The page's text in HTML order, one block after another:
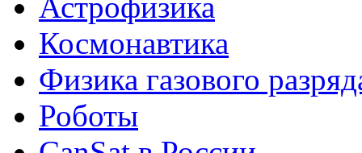
Космонавтика
Физика газового
Роботы